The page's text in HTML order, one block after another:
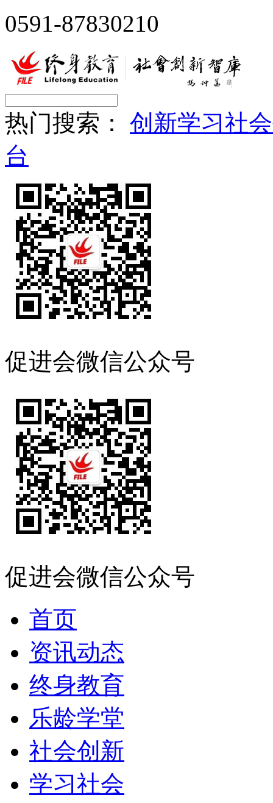
0591-87830210
热门搜索： 创新学习社
台
促进会微信公众号
促进会微信公众号
首页
资讯动态
终身教育
乐龄学堂
社会创新
学习社会